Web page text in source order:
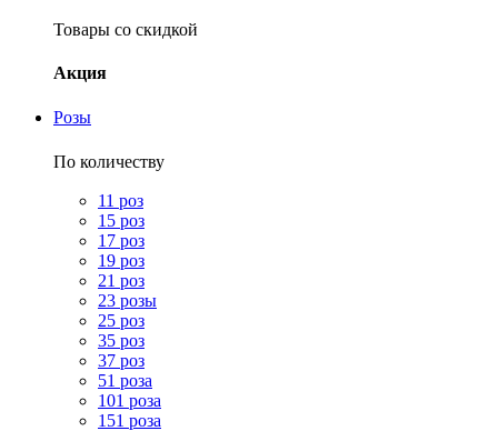
Товары со скидкой
Акция
Розы
По количеству
11 роз
15 роз
17 роз
19 роз
21 роз
23 розы
25 роз
35 роз
37 роз
51 роза
101 роза
151 роза